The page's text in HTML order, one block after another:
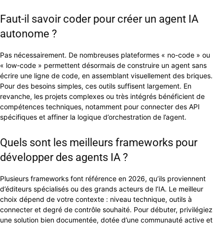
Faut-il savoir coder pour créer un agent IA
autonome ?
Pas nécessairement. De nombreuses plateformes « no-code » ou
« low-code » permettent désormais de construire un agent sans
écrire une ligne de code, en assemblant visuellement des briques.
Pour des besoins simples, ces outils suffisent largement. En
revanche, les projets complexes ou très intégrés bénéficient de
compétences techniques, notamment pour connecter des API
spécifiques et affiner la logique d’orchestration de l’agent.
Quels sont les meilleurs frameworks pour
développer des agents IA ?
Plusieurs frameworks font référence en 2026, qu’ils proviennent
d’éditeurs spécialisés ou des grands acteurs de l’IA. Le meilleur
choix dépend de votre contexte : niveau technique, outils à
connecter et degré de contrôle souhaité. Pour débuter, privilégiez
une solution bien documentée, dotée d’une communauté active et